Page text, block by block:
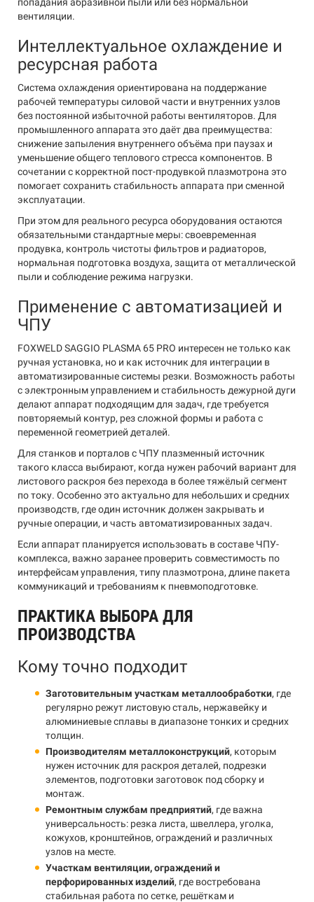
вентиляции.
Интеллектуальное охлаждение и
ресурсная работа
Система охлаждения ориентирована на поддержание
рабочей температуры силовой части и внутренних узлов
без постоянной избыточной работы вентиляторов. Для
промышленного аппарата это даёт два преимущества:
снижение запыления внутреннего объёма при паузах и
уменьшение общего теплового стресса компонентов. В
сочетании с корректной пост-продувкой плазмотрона это
помогает сохранить стабильность аппарата при сменной
эксплуатации.
При этом для реального ресурса оборудования остаются
обязательными стандартные меры: своевременная
продувка, контроль чистоты фильтров и радиаторов,
нормальная подготовка воздуха, защита от металлической
пыли и соблюдение режима нагрузки.
Применение с автоматизацией и
ЧПУ
FOXWELD SAGGIO PLASMA 65 PRO интересен не только как
ручная установка, но и как источник для интеграции в
автоматизированные системы резки. Возможность работы
с электронным управлением и стабильность дежурной дуги
делают аппарат подходящим для задач, где требуется
повторяемый контур, рез сложной формы и работа с
переменной геометрией деталей.
Для станков и порталов с ЧПУ плазменный источник
такого класса выбирают, когда нужен рабочий вариант для
листового раскроя без перехода в более тяжёлый сегмент
по току. Особенно это актуально для небольших и средних
производств, где один источник должен закрывать и
ручные операции, и часть автоматизированных задач.
Если аппарат планируется использовать в составе ЧПУ-
комплекса, важно заранее проверить совместимость по
интерфейсам управления, типу плазмотрона, длине пакета
коммуникаций и требованиям к пневмоподготовке.
ПРАКТИКА ВЫБОРА ДЛЯ
ПРОИЗВОДСТВА
Кому точно подходит
Заготовительным участкам металлообработки, где
регулярно режут листовую сталь, нержавейку и
алюминиевые сплавы в диапазоне тонких и средних
толщин.
Производителям металлоконструкций, которым
нужен источник для раскроя деталей, подрезки
элементов, подготовки заготовок под сборку и
монтаж.
Ремонтным службам предприятий, где важна
универсальность: резка листа, швеллера, уголка,
кожухов, кронштейнов, ограждений и различных
узлов на месте.
Участкам вентиляции, ограждений и
перфорированных изделий, где востребована
стабильная работа по сетке, решёткам и